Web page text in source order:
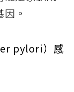
。
pylori）感